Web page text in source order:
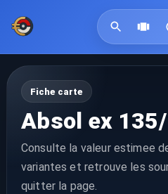
Fiche carte
Absol ex
Consulte la valeur estimee
variantes et retrouve les
quitter la page.